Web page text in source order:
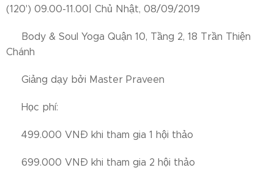
(120') 09.00-11.00| Chủ Nhật, 08/09/2019
☀ Body & Soul Yoga Quận 10, Tầng 2, 18 Trần Thiện
Chánh
☀ Giảng dạy bởi Master Praveen
☀ Học phí:
✅ 499.000 VNĐ khi tham gia 1 hội thảo
✅ 699.000 VNĐ khi tham gia 2 hội thảo